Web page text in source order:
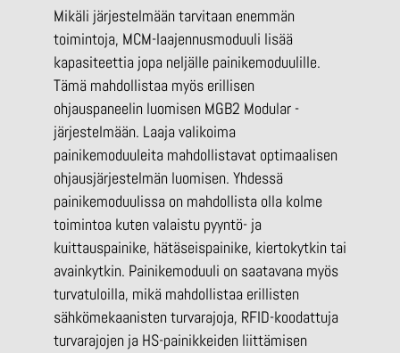
Mikäli järjestelmään tarvitaan enemmän
toimintoja, MCM-laajennusmoduuli lisää
kapasiteettia jopa neljälle painikemoduulille.
Tämä mahdollistaa myös erillisen
ohjauspaneelin luomisen MGB2 Modular -
järjestelmään. Laaja valikoima
painikemoduuleita mahdollistavat optimaalisen
ohjausjärjestelmän luomisen. Yhdessä
painikemoduulissa on mahdollista olla kolme
toimintoa kuten valaistu pyyntö- ja
kuittauspainike, hätäseispainike, kiertokytkin tai
avainkytkin. Painikemoduuli on saatavana myös
turvatuloilla, mikä mahdollistaa erillisten
sähkömekaanisten turvarajoja, RFID-koodattuja
turvarajojen ja HS-painikkeiden liittämisen